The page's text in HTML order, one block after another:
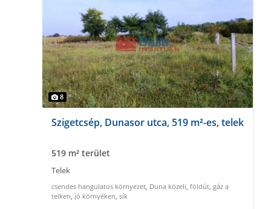
8
Szigetcsép, Dunasor utca, 519 m²-es, telek
519 m² terület
Telek
csendes hangulatos környezet, Duna közeli, földút, gáz a
telken, jó környéken, sík